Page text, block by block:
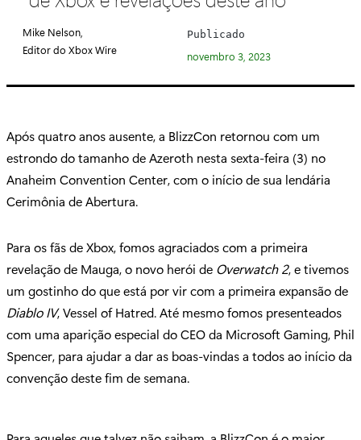
g
o
i
:
Mike Nelson,
Editor do Xbox Wire
Publicado
novembro 3, 2023
Após quatro anos ausente, a BlizzCon retornou com um
estrondo do tamanho de Azeroth nesta sexta-feira (3) no
Anaheim Convention Center, com o início de sua lendária
Cerimônia de Abertura.
Para os fãs de Xbox, fomos agraciados com a primeira
revelação de Mauga, o novo herói de Overwatch 2, e tivemos
um gostinho do que está por vir com a primeira expansão de
Diablo IV, Vessel of Hatred. Até mesmo fomos presenteados
com uma aparição especial do CEO da Microsoft Gaming, Phil
Spencer, para ajudar a dar as boas-vindas a todos ao início da
convenção deste fim de semana.